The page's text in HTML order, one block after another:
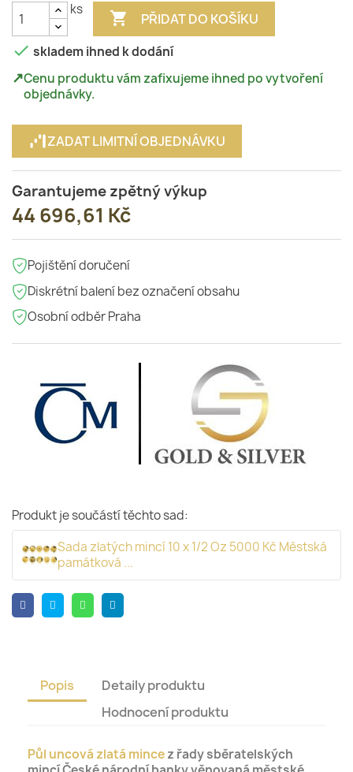
ks  PŘIDAT DO KOŠÍKU
 skladem ihned k dodání
↗Cenu produktu vám zafixujeme ihned po vytvoření
objednávky.
ZADAT LIMITNÍ OBJEDNÁVKU
Garantujeme zpětný výkup
44 696,61 Kč
Pojištění doručení
Diskrétní balení bez označení obsahu
Osobní odběr Praha
Produkt je součástí těchto sad:
Sada zlatých mincí 10 x 1/2 Oz 5000 Kč Městská
památková ...
Popis
Detaily produktu
Hodnocení produktu
Půl uncová zlatá mincez řady sběratelských